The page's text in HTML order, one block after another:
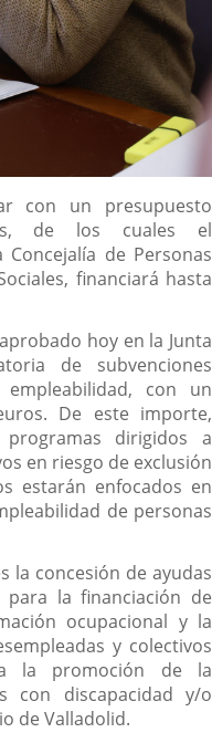
con un presupuesto
de los cuales el
de Personas
financiará hasta
hoy en la Junta
de subvenciones
con un
De este importe,
dirigidos a
en riesgo de exclusión
estarán enfocados en
de personas
la concesión de ayudas
la financiación de
ocupacional y la
y colectivos
la promoción de la
con discapacidad y/o
de Valladolid.